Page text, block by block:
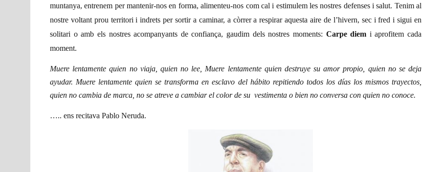
muntanya, entrenem per mantenir-nos en forma, alimenteu-nos com cal i estimulem les nostres defenses i salut. Tenim al
nostre voltant prou territori i indrets per sortir a caminar, a còrrer a respirar aquesta aire de l’hivern, sec i fred i sigui en
solitari o amb els nostres acompanyants de confiança, gaudim dels nostres moments: Carpe diem i aprofitem cada
moment.
Muere lentamente quien no viaja, quien no lee, Muere lentamente quien destruye su amor propio, quien no se deja
ayudar. Muere lentamente quien se transforma en esclavo del hábito repitiendo todos los días los mismos trayectos,
quien no cambia de marca, no se atreve a cambiar el color de su vestimenta o bien no conversa con quien no conoce.
….. ens recitava Pablo Neruda.